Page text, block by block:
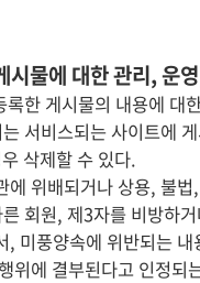
시물에 대한 관리, 운
한 게시물의 내용에 대
서비스되는 사이트에 게
삭제할 수 있다.
에 위배되거나 상용, 불
회원, 제3자를 비방하
, 미풍양속에 위반되는 내
위에 결부된다고 인정되